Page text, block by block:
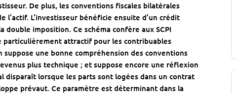
De plus, les conventions fiscales bilatérales
L’investisseur bénéficie ensuite d’un crédit
double imposition. Ce schéma confère aux SCPI
attractif pour les contribuables
une bonne compréhension des conventions
plus technique ; et suppose encore une réflexion
disparaît lorsque les parts sont logées dans un contrat
prévaut. Ce paramètre est déterminant dans la